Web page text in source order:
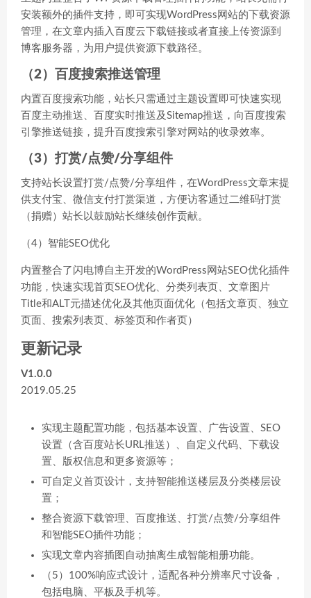
安装额外的插件支持，即可实现WordPress网站的下载资源
管理，在文章内插入百度云下载链接或者直接上传资源到
博客服务器，为用户提供资源下载路径。
（2）百度搜索推送管理
内置百度搜索功能，站长只需通过主题设置即可快速实现
百度主动推送、百度实时推送及Sitemap推送，向百度搜索
引擎推送链接，提升百度搜索引擎对网站的收录效率。
（3）打赏/点赞/分享组件
支持站长设置打赏/点赞/分享组件，在WordPress文章末提
供支付宝、微信支付打赏渠道，方便访客通过二维码打赏
（捐赠）站长以鼓励站长继续创作贡献。
（4）智能SEO优化
内置整合了闪电博自主开发的WordPress网站SEO优化插件
功能，快速实现首页SEO优化、分类列表页、文章图片
Title和ALT元描述优化及其他页面优化（包括文章页、独立
页面、搜索列表页、标签页和作者页）
更新记录
V1.0.0
2019.05.25
实现主题配置功能，包括基本设置、广告设置、SEO
设置（含百度站长URL推送）、自定义代码、下载设
置、版权信息和更多资源等；
可自定义首页设计，支持智能推送楼层及分类楼层设
置；
整合资源下载管理、百度推送、打赏/点赞/分享组件
和智能SEO插件功能；
实现文章内容插图自动抽离生成智能相册功能。
（5）100%响应式设计，适配各种分辨率尺寸设备，
包括电脑、平板及手机等。